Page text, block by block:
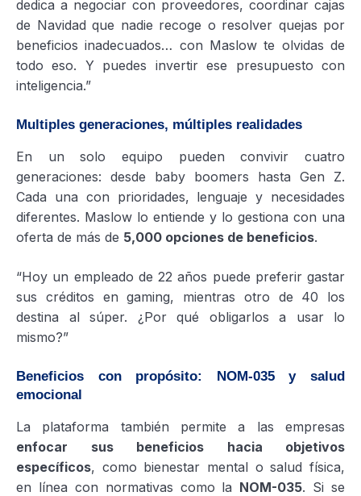
dedica a negociar con proveedores, coordinar cajas
de Navidad que nadie recoge o resolver quejas por
beneficios inadecuados… con Maslow te olvidas de
todo eso. Y puedes invertir ese presupuesto con
inteligencia.”
Multiples generaciones, múltiples realidades
En un solo equipo pueden convivir cuatro
generaciones: desde baby boomers hasta Gen Z.
Cada una con prioridades, lenguaje y necesidades
diferentes. Maslow lo entiende y lo gestiona con una
oferta de más de 5,000 opciones de beneficios.
“Hoy un empleado de 22 años puede preferir gastar
sus créditos en gaming, mientras otro de 40 los
destina al súper. ¿Por qué obligarlos a usar lo
mismo?”
Beneficios con propósito: NOM-035 y salud
emocional
La plataforma también permite a las empresas
enfocar sus beneficios hacia objetivos
específicos, como bienestar mental o salud física,
en línea con normativas como la NOM-035. Si se